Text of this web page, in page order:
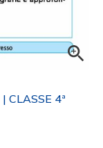
| CLASSE 4ª